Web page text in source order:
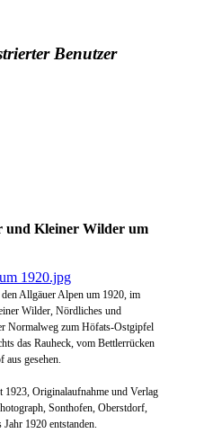
Benutzer
und Kleiner Wilder um
Allgäuer Alpen um 1920, im
Wilder, Nördliches und
Normalweg zum Höfats-Ostgipfel
das Rauheck, vom Bettlerrücken
aus gesehen.
1923, Originalaufnahme und Verlag
Sonthofen, Oberstdorf,
1920 entstanden.